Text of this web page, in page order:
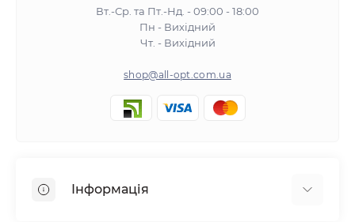
Вт.-Ср. та Пт.-Нд. - 09:00 - 18:00
Пн - Вихідний
Чт. - Вихідний
shop@all-opt.com.ua
Інформація